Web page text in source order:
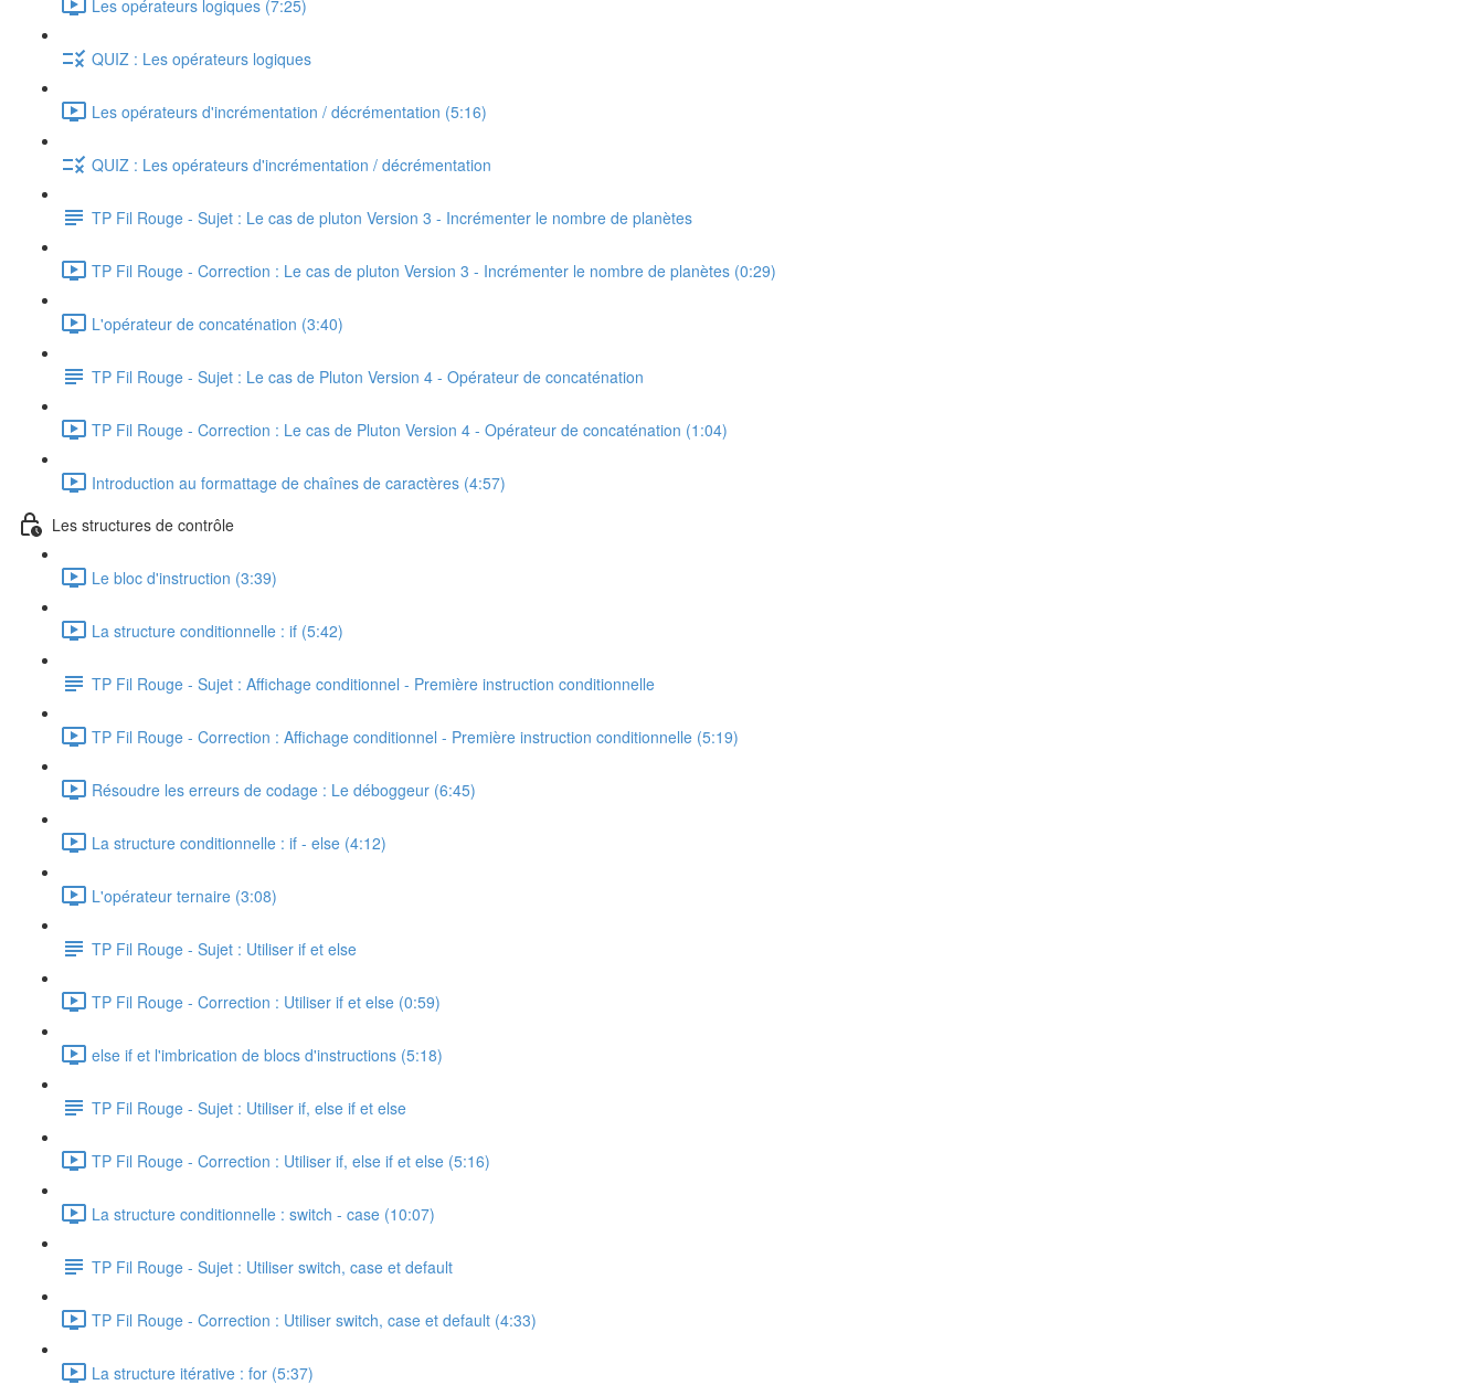
Les opérateurs logiques (7:25)
QUIZ : Les opérateurs logiques
Les opérateurs d'incrémentation / décrémentation (5:16)
QUIZ : Les opérateurs d'incrémentation / décrémentation
TP Fil Rouge - Sujet : Le cas de pluton Version 3 - Incrémenter le nombre de planètes
TP Fil Rouge - Correction : Le cas de pluton Version 3 - Incrémenter le nombre de planètes (0:29)
L'opérateur de concaténation (3:40)
TP Fil Rouge - Sujet : Le cas de Pluton Version 4 - Opérateur de concaténation
TP Fil Rouge - Correction : Le cas de Pluton Version 4 - Opérateur de concaténation (1:04)
Introduction au formattage de chaînes de caractères (4:57)
Les structures de contrôle
Le bloc d'instruction (3:39)
La structure conditionnelle : if (5:42)
TP Fil Rouge - Sujet : Affichage conditionnel - Première instruction conditionnelle
TP Fil Rouge - Correction : Affichage conditionnel - Première instruction conditionnelle (5:19)
Résoudre les erreurs de codage : Le déboggeur (6:45)
La structure conditionnelle : if - else (4:12)
L'opérateur ternaire (3:08)
TP Fil Rouge - Sujet : Utiliser if et else
TP Fil Rouge - Correction : Utiliser if et else (0:59)
else if et l'imbrication de blocs d'instructions (5:18)
TP Fil Rouge - Sujet : Utiliser if, else if et else
TP Fil Rouge - Correction : Utiliser if, else if et else (5:16)
La structure conditionnelle : switch - case (10:07)
TP Fil Rouge - Sujet : Utiliser switch, case et default
TP Fil Rouge - Correction : Utiliser switch, case et default (4:33)
La structure itérative : for (5:37)